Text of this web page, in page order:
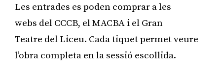
Les entrades es poden comprar a les
webs del CCCB, el MACBA i el Gran
Teatre del Liceu. Cada tiquet permet veure
l’obra completa en la sessió escollida.